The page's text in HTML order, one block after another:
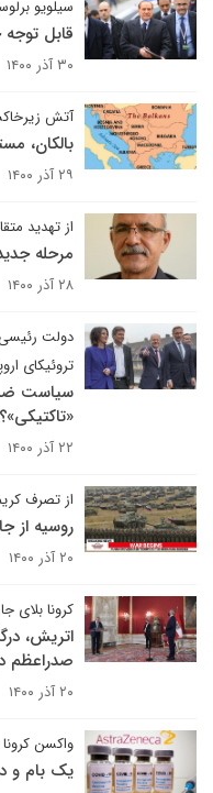
سیلویو
قابل
۳۰ آذر ۱۴۰۰
آتش
بالکان،
۲۹ آذر ۱۴۰۰
از تهدید
مرحله
۲۸ آذر ۱۴۰۰
دولت رئیسی
تروئیکای
سیاست
۲۲ آذر ۱۴۰۰
از تصرف
روسیه از
۲۰ آذر ۱۴۰۰
کرونا بلای
اتریش،
صدراعظم
۲۰ آذر ۱۴۰۰
واکسن
یک بام و